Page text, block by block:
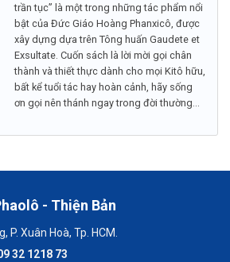
trần tục” là một trong những tác phẩm nổi
bật của Đức Giáo Hoàng Phanxicô, được
xây dựng dựa trên Tông huấn Gaudete et
Exsultate. Cuốn sách là lời mời gọi chân
thành và thiết thực dành cho mọi Kitô hữu,
bất kể tuổi tác hay hoàn cảnh, hãy sống
ơn gọi nên thánh ngay trong đời thường...
- Thiện Bản
P. Xuân Hoà, Tp. HCM.
32 1218 73